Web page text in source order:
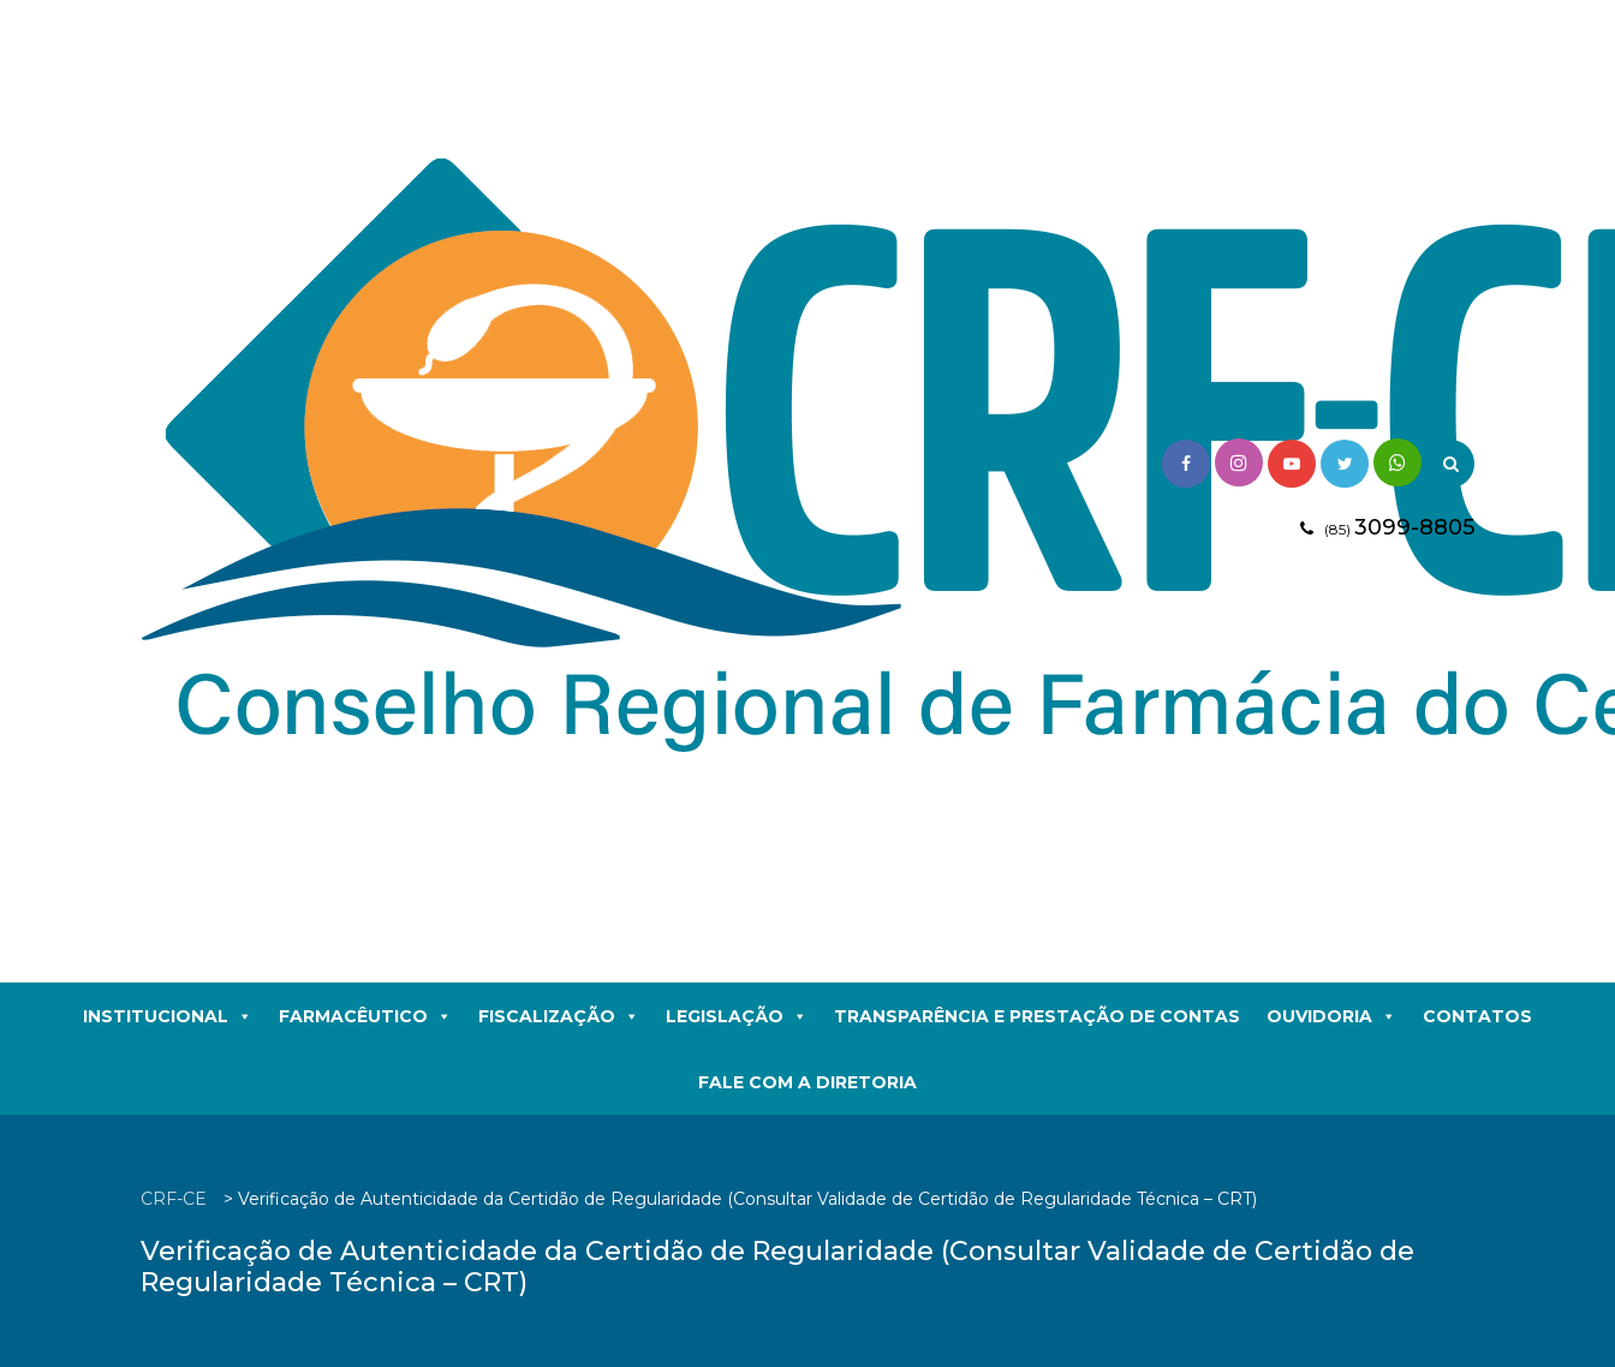
(85) 3099-8805
INSTITUCIONAL FARMACÊUTICO FISCALIZAÇÃO LEGISLAÇÃO TRANSPARÊNCIA E PRESTAÇÃO DE CONTAS OUVIDORIA CONTATOS
FALE COM A DIRETORIA
CRF-CE > Verificação de Autenticidade da Certidão de Regularidade (Consultar Validade de Certidão de Regularidade Técnica – CRT)
Verificação de Autenticidade da Certidão de Regularidade (Consultar Validade de Certidão de
Regularidade Técnica – CRT)